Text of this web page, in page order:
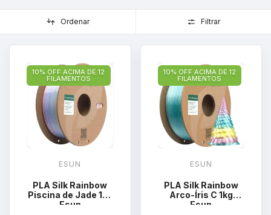
Ordenar Filtrar
10% OFF ACIMA DE 12
FILAMENTOS
ESUN
PLA Silk Rainbow
Piscina de Jade 1kg
Esun
10% OFF ACIMA DE 12
FILAMENTOS
ESUN
PLA Silk Rainbow
Arco-Íris C 1kg
Esun